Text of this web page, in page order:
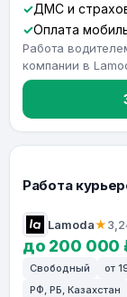
ДМС и
Оплата
Работа
компании в
Работа
Lamoda★3,2
до 200 000
Свободный от
РФ, РБ, Казахстан